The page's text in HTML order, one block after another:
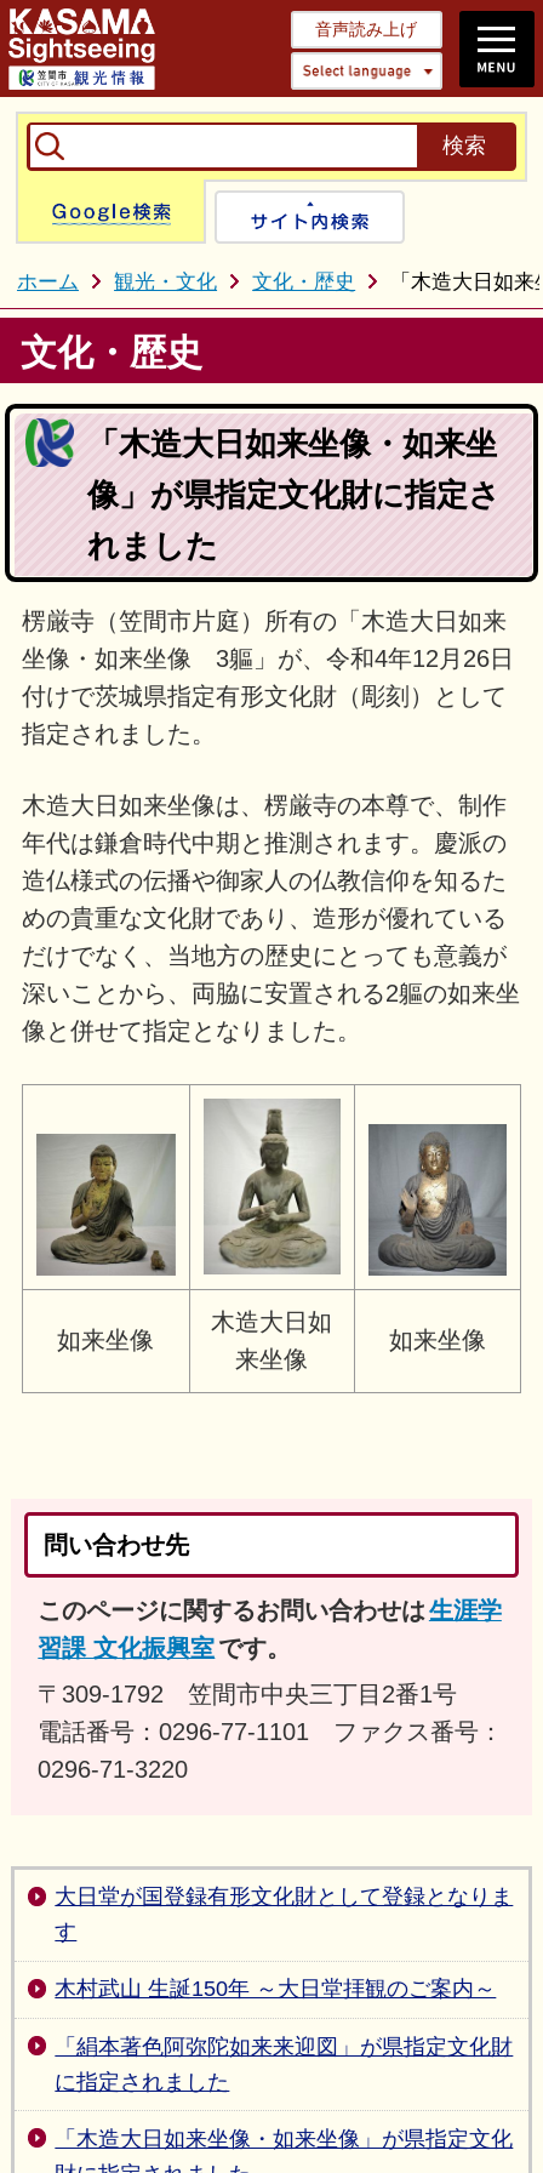
音声読み上げ
Select
Google検索
ホーム 観光・文化 文化・歴史 「木造大日如
文化・歴史
「木造大日如来坐像・如来坐
像」が県指定文化財に指定さ
れました
楞厳寺（笠間市片庭）所有の「木造大日如来
坐像・如来坐像 3軀」が、令和4年12月26日
付けで茨城県指定有形文化財（彫刻）として
指定されました。
木造大日如来坐像は、楞厳寺の本尊で、制作
年代は鎌倉時代中期と推測されます。慶派の
造仏様式の伝播や御家人の仏教信仰を知るた
めの貴重な文化財であり、造形が優れている
だけでなく、当地方の歴史にとっても意義が
深いことから、両脇に安置される2軀の如来坐
像と併せて指定となりました。
如来坐像
木造大日如
来坐像
如来坐像
問い合わせ先
このページに関するお問い合わせは生涯学
習課 文化振興室です。
〒309-1792 笠間市中央三丁目2番1号
電話番号：0296-77-1101 ファクス番号：
0296-71-3220
大日堂が国登録有形文化財として登録となりま
す
木村武山 生誕150年 ～大日堂拝観のご案内～
「絹本著色阿弥陀如来来迎図」が県指定文化財
に指定されました
「木造大日如来坐像・如来坐像」が県指定文化